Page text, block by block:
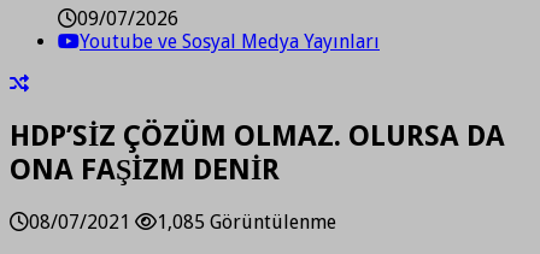
09/07/2026
Youtube ve Sosyal Medya Yayınları
HDP’SİZ ÇÖZÜM OLMAZ. OLURSA DA
ONA FAŞİZM DENİR
08/07/2021 1,085 Görüntülenme